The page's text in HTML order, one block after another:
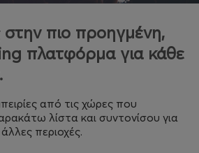
πιο προηγμένη,
πλατφόρμα για κάθε
από τις χώρες που
λίστα και συντονίσου για
περιοχές.